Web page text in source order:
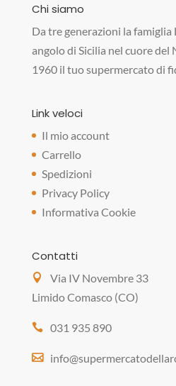
Chi siamo
Da tre generazioni la
angolo di Sicilia nel cuore del
1960 il tuo supermercato di
Link veloci
Il mio account
Carrello
Spedizioni
Privacy Policy
Informativa Cookie
Contatti
Via IV Novembre 33
Limido Comasco (CO)
031 935 890